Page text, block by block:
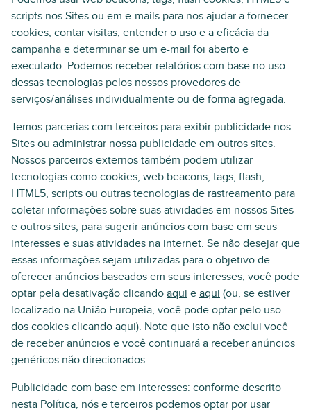
scripts nos Sites ou em e-mails para nos ajudar a fornecer
cookies, contar visitas, entender o uso e a eficácia da
campanha e determinar se um e-mail foi aberto e
executado. Podemos receber relatórios com base no uso
dessas tecnologias pelos nossos provedores de
serviços/análises individualmente ou de forma agregada.
Temos parcerias com terceiros para exibir publicidade nos
Sites ou administrar nossa publicidade em outros sites.
Nossos parceiros externos também podem utilizar
tecnologias como cookies, web beacons, tags, flash,
HTML5, scripts ou outras tecnologias de rastreamento para
coletar informações sobre suas atividades em nossos Sites
e outros sites, para sugerir anúncios com base em seus
interesses e suas atividades na internet. Se não desejar que
essas informações sejam utilizadas para o objetivo de
oferecer anúncios baseados em seus interesses, você pode
optar pela desativação clicando aqui e aqui (ou, se estiver
localizado na União Europeia, você pode optar pelo uso
dos cookies clicando aqui). Note que isto não exclui você
de receber anúncios e você continuará a receber anúncios
genéricos não direcionados.
Publicidade com base em interesses: conforme descrito
nesta Política, nós e terceiros podemos optar por usar